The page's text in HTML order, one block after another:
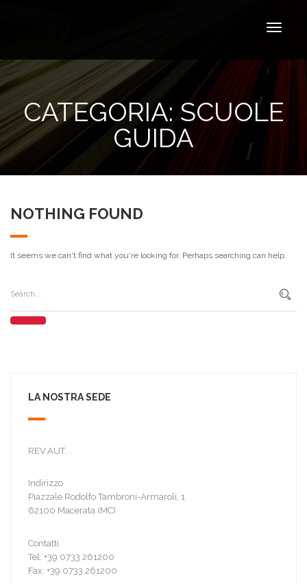
CATEGORIA:SCUOLE
GUIDA
NOTHING FOUND
It seems we can't find what you're looking for. Perhaps searching can help.
LA NOSTRA SEDE
REV.AUT.
Indirizzo
Piazzale Rodolfo Tambroni-Armaroli, 1
62100 Macerata (MC)
Contatti
Tel: +39 0733 261200
Fax: +39 0733 261200